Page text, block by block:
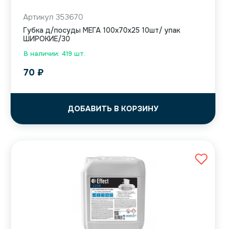
В наличии: 419 шт.
Артикул 353670
Губка д/посуды МЕГА 100х70х25 10шт/ упак
ШИРОКИЕ/30
70 ₽
ДОБАВИТЬ В КОРЗИНУ